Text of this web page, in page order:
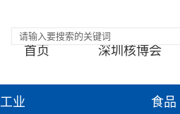
首页 深圳核博会
工业 食品